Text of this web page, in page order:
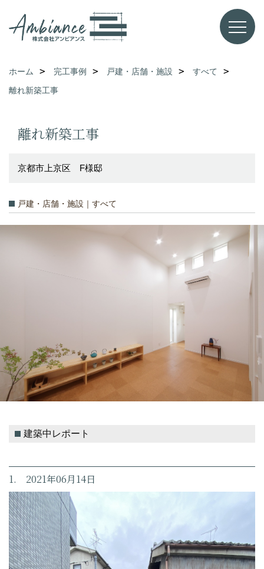
ホーム 完工事例 戸建・店舗・施設
すべて
離れ新築工事
離れ新築工事
京都市上京区 F様邸
戸建・店舗・施設｜すべて
建築中レポート
1. 2021年06月14日